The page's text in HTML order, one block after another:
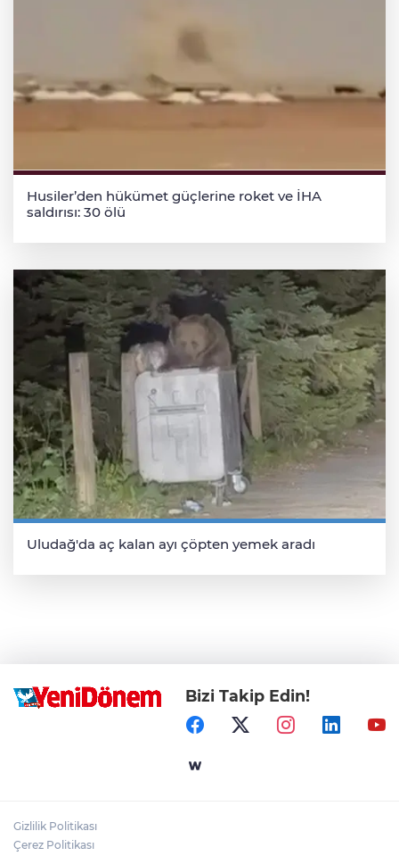
Husiler’den hükümet güçlerine roket ve İHA
saldırısı: 30 ölü
Uludağ'da aç kalan ayı çöpten yemek aradı
Bizi Takip Edin!
Gizlilik Politikası
Çerez Politikası